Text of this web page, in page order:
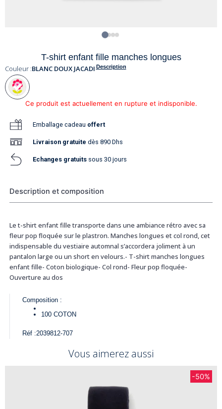
T-shirt enfant fille manches longues
Description
Couleur :BLANC DOUX JACADI
Ce produit est actuellement en rupture et indisponible.
Emballage cadeau offert
Livraison gratuite dès 890 Dhs
Echanges gratuits sous 30 jours
Description et composition
Le t-shirt enfant fille transporte dans une ambiance rétro avec sa
fleur pop floquée sur le plastron. Manches longues et col rond, cet
indispensable du vestiaire automnal s’accordera joliment à un
pantalon large ou un short en velours.- T-shirt manches longues
enfant fille- Coton biologique- Col rond- Fleur pop floquée-
Ouverture au dos
Composition :
100 COTON
Réf :2039812-707
Vous aimerez aussi
-50%